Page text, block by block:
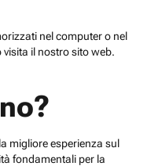
nel computer o nel
il nostro sito web.
migliore esperienza sul
fondamentali per la